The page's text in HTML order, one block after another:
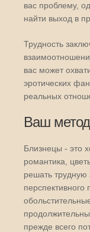
вас проблему,
найти выход в
Трудность
вас может
эротических
реальных
Ваш
Близнецы - это
романтика,
решать трудную
прежде всего